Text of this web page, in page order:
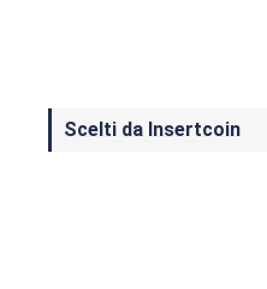
Scelti da Insertcoin